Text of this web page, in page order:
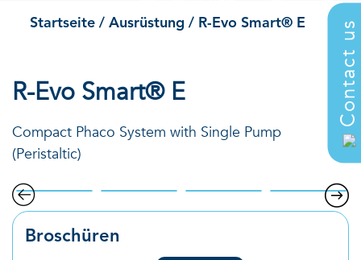
Startseite /Ausrüstung / R-Evo Smart® E
R-Evo Smart® E
Compact Phaco System with Single Pump
(Peristaltic)
Broschüren
Contact us